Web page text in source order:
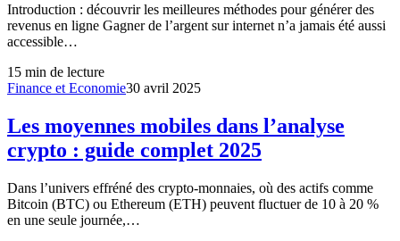
Introduction : découvrir les meilleures méthodes pour générer des
revenus en ligne Gagner de l’argent sur internet n’a jamais été aussi
accessible…
15 min de lecture
Finance et Economie30 avril 2025
Les moyennes mobiles dans l’analyse
crypto : guide complet 2025
Dans l’univers effréné des crypto-monnaies, où des actifs comme
Bitcoin (BTC) ou Ethereum (ETH) peuvent fluctuer de 10 à 20 %
en une seule journée,…